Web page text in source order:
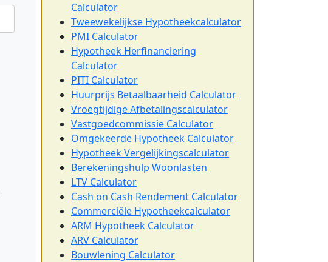
Calculator
Tweewekelijkse Hypotheekcalculator
PMI Calculator
Hypotheek Herfinanciering
Calculator
PITI Calculator
Huurprijs Betaalbaarheid Calculator
Vroegtijdige Afbetalingscalculator
Vastgoedcommissie Calculator
Omgekeerde Hypotheek Calculator
Hypotheek Vergelijkingscalculator
Berekeningshulp Woonlasten
LTV Calculator
Cash on Cash Rendement Calculator
Commerciële Hypotheekcalculator
ARM Hypotheek Calculator
ARV Calculator
Bouwlening Calculator